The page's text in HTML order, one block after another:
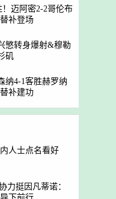
！迈阿密2-2哥伦布
补登场
慜转身爆射&穆勒
矶
纳4-1客胜赫罗纳
补建功
人士点名看好
力挺因凡蒂诺：